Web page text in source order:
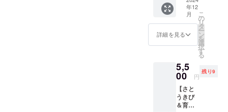
砂糖も
お届け
しま
砂糖
は、製
んどを
丹精込
めた手
作業で
行うこ
とか
名称：
宮崎県
産黒砂
糖 ・原
崎県産)
・賞味
製造後
１年(お
届けす
ます。
日南特
産のキ
ンカン
上の
「チョ
コレー
トリー
フ」は
付きま
南市内
と宮崎
市内の
一部で
しか販
売され
い伝統
の黒砂
糖で
す。 製
造工程
のほと
年12
月
詳細を見る
こ
の
リ
タ
ー
ン
を
選
択
す
る
5,5
00 円
残り9
【さと
うきび
＆育て